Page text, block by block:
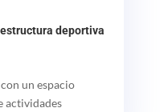
deportiva
un espacio
actividades